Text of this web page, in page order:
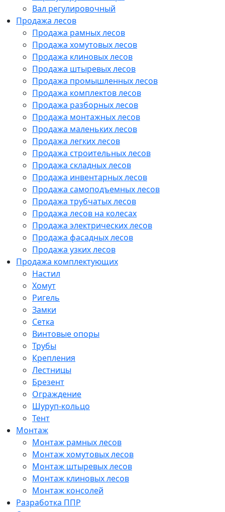
Вал регулировочный
Продажа лесов
Продажа рамных лесов
Продажа хомутовых лесов
Продажа клиновых лесов
Продажа штыревых лесов
Продажа промышленных лесов
Продажа комплектов лесов
Продажа разборных лесов
Продажа монтажных лесов
Продажа маленьких лесов
Продажа легких лесов
Продажа строительных лесов
Продажа складных лесов
Продажа инвентарных лесов
Продажа самоподъемных лесов
Продажа трубчатых лесов
Продажа лесов на колесах
Продажа электрических лесов
Продажа фасадных лесов
Продажа узких лесов
Продажа комплектующих
Настил
Хомут
Ригель
Замки
Сетка
Винтовые опоры
Трубы
Крепления
Лестницы
Брезент
Ограждение
Шуруп-кольцо
Тент
Монтаж
Монтаж рамных лесов
Монтаж хомутовых лесов
Монтаж штыревых лесов
Монтаж клиновых лесов
Монтаж консолей
Разработка ППР